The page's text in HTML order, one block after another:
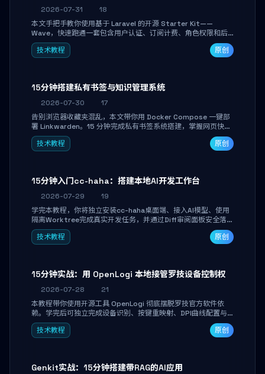
2026-07-31
18
本文手把手教你使用基于 Laravel 的开源 Starter Kit——
Wave，快速跑通一套包含用户认证、订阅计费、角色权限和后
台管理的完整 SaaS 骨架。附带 Stripe 测试支付对接与自定义
业务页面开发实战，助你省去重复基建时间，将精力聚焦于核心
技术教程 原创
15分钟搭建私有书签与知识管理系统
2026-07-30
17
告别浏览器收藏夹混乱，本文带你用 Docker Compose 一键部
署 Linkwarden。15 分钟完成私有书签系统搭建，掌握网页快照
归档、高亮批注、分类管理与全文搜索。适合开发者与知识工作
者打造个人知识库，资料统一归档，随时检索。
技术教程 原创
15分钟入门cc-haha：搭建本地AI开发工作台
2026-07-29
19
学完本教程，你将独立安装cc-haha桌面端、接入AI模型、使用
隔离Worktree完成真实开发任务，并通过Diff审阅面板安全落地
AI代码改写。告别终端黑盒操作，让AI在沙箱环境中工作，你只
做审阅和决策。
技术教程 原创
15分钟实战：用 OpenLogi 本地接管罗技设备控制权
2026-07-28
21
本教程带你使用开源工具 OpenLogi 彻底摆脱罗技官方软件依
赖。学完后可独立完成设备识别、按键重映射、DPI曲线配置与
SmartShift调节，实现完全离线控制，保护隐私并释放硬件性
能。
技术教程 原创
Genkit实战：15分钟搭建带RAG的AI应用